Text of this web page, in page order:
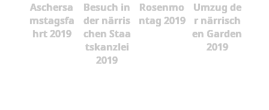
Aschersa
mstagsfa
hrt 2019
Besuch in
der närris
chen Staa
tskanzlei
2019
Rosenmo
ntag 2019
Umzug de
r närrisch
en Garden
2019